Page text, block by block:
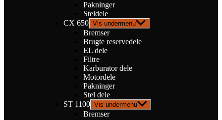
Pakninger
Steldele
CX 650 Vis undermenu
Bremser
Brugte reservedele
EL dele
Filtre
Karburator dele
Motordele
Pakninger
Stel dele
ST 1100 Vis undermenu
Bremser